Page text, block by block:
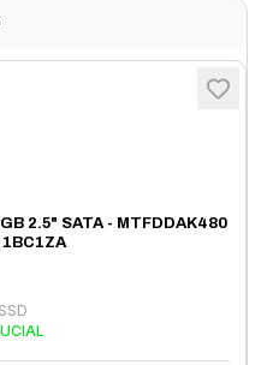
2.5" SATA - MTFDDAK480
SSD